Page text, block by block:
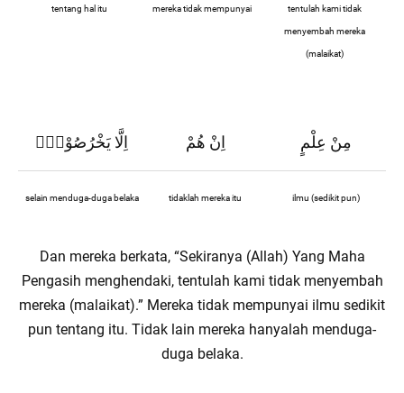
tentang hal itu mereka tidak mempunyai tentulah kami tidak
menyembah mereka
(malaikat)
اِلَّا يَخْرُصُوْنَۗ اِنْ هُمْ مِنْ عِلْمٍ
selain menduga-duga belaka tidaklah mereka itu ilmu (sedikit pun)
Dan mereka berkata, “Sekiranya (Allah) Yang Maha
Pengasih menghendaki, tentulah kami tidak menyembah
mereka (malaikat).” Mereka tidak mempunyai ilmu sedikit
pun tentang itu. Tidak lain mereka hanyalah menduga-
duga belaka.